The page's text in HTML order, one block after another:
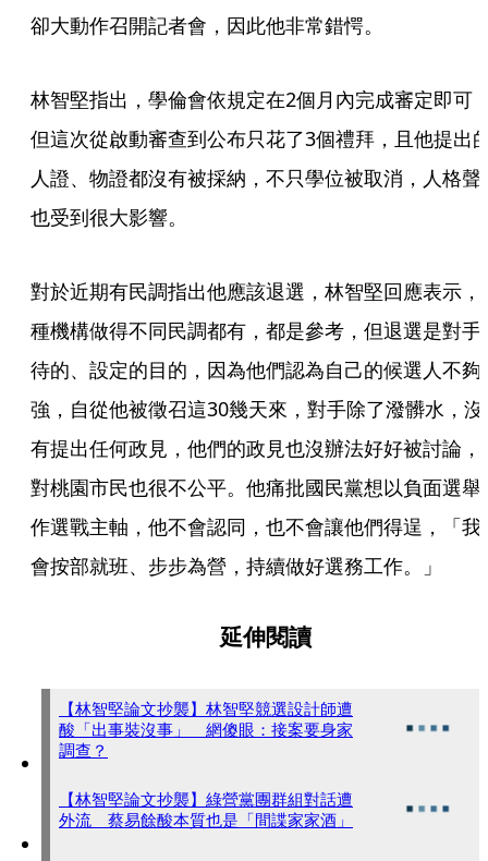
卻大動作召開記者會，因此他非常錯愕。
林智堅指出，學倫會依規定在2個月內完成審定即可
但這次從啟動審查到公布只花了3個禮拜，且他提出
人證、物證都沒有被採納，不只學位被取消，人格聲
也受到很大影響。
對於近期有民調指出他應該退選，林智堅回應表示，
種機構做得不同民調都有，都是參考，但退選是對手
待的、設定的目的，因為他們認為自己的候選人不夠
強，自從他被徵召這30幾天來，對手除了潑髒水，沒
有提出任何政見，他們的政見也沒辦法好好被討論，
對桃園市民也很不公平。他痛批國民黨想以負面選舉
作選戰主軸，他不會認同，也不會讓他們得逞，「我
會按部就班、步步為營，持續做好選務工作。」
延伸閱讀
【林智堅論文抄襲】林智堅競選設計師遭
酸「出事裝沒事」 網傻眼：接案要身家
調查？
【林智堅論文抄襲】綠營黨團群組對話遭
外流 蔡易餘酸本質也是「間諜家家酒」